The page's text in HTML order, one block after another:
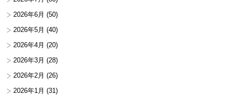
2026年6月 (50)
2026年5月 (40)
2026年4月 (20)
2026年3月 (28)
2026年2月 (26)
2026年1月 (31)